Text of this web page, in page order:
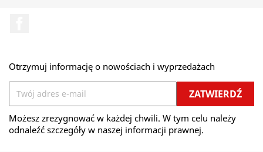
Otrzymuj informację o nowościach i wyprzedażach
Możesz zrezygnować w każdej chwili. W tym celu należy
odnaleźć szczegóły w naszej informacji prawnej.